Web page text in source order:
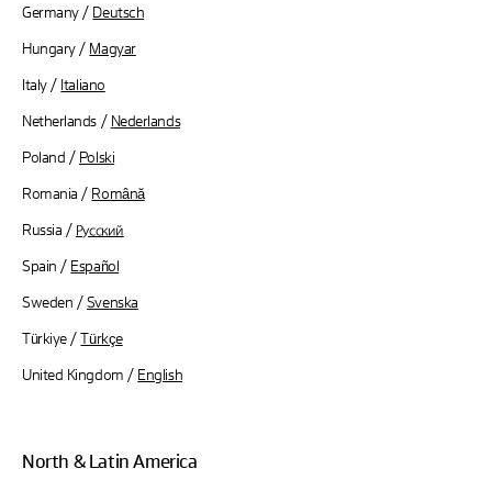
Germany / Deutsch
Hungary / Magyar
Italy / Italiano
Netherlands / Nederlands
Poland / Polski
Romania / Română
Russia / Русский
Spain / Español
Sweden / Svenska
Türkiye / Türkçe
United Kingdom / English
North & Latin America